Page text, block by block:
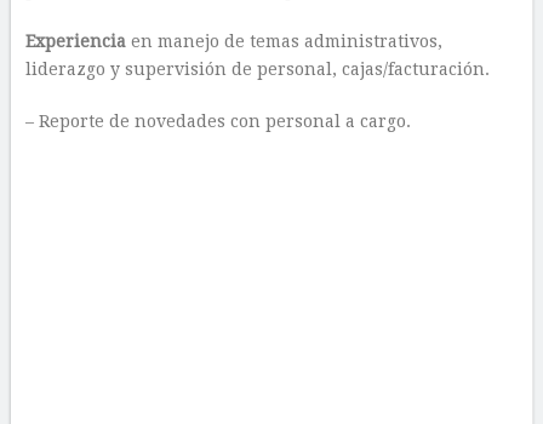
Experienciaen manejo de temas administrativos,
liderazgo y supervisión de personal, cajas/facturación.
– Reporte de novedades con personal a cargo.